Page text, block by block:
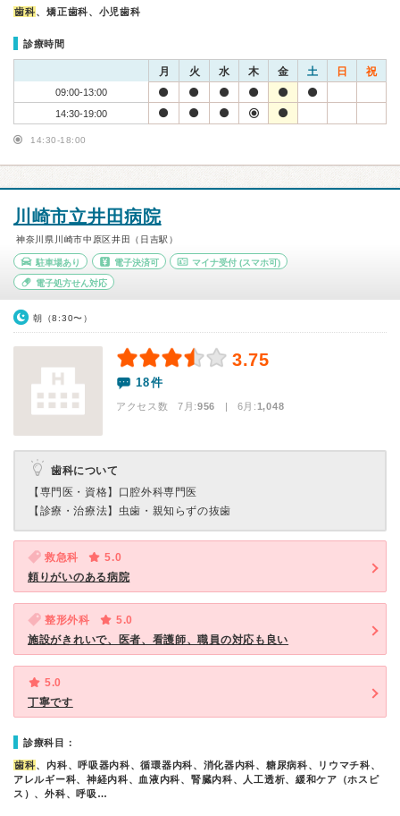
歯科、矯正歯科、小児歯科
診療時間
月 火 水 木 金 土 日 祝
09:00-13:00
14:30-19:00
14:30-18:00
川崎市立井田病院
神奈川県川崎市中原区井田（日吉駅）
駐車場あり 電子決済可 マイナ受付 (スマホ可)
電子処方せん対応
朝（8:30〜）
3.75
18件
アクセス数 7月:956 | 6月:1,048
歯科について
【専門医・資格】 口腔外科専門医
【診療・治療法】 虫歯・親知らずの抜歯
救急科
5.0
頼りがいのある病院
整形外科
5.0
施設がきれいで、医者、看護師、職員の対応も良い
5.0
丁寧です
診療科目：
歯科、内科、呼吸器内科、循環器内科、消化器内科、糖尿病科、リウマチ科、
アレルギー科、神経内科、血液内科、腎臓内科、人工透析、緩和ケア（ホスピ
ス）、外科、呼吸…